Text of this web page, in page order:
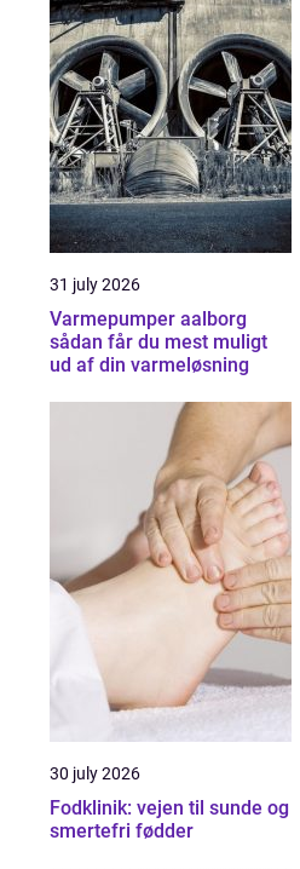
31 july 2026
Varmepumper aalborg
sådan får du mest muligt
ud af din varmeløsning
30 july 2026
Fodklinik: vejen til sunde og
smertefri fødder